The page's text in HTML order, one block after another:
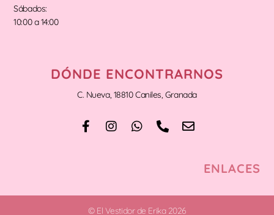
Sábados:
10:00 a 14:00
DÓNDE ENCONTRARNOS
C. Nueva, 18810 Caniles, Granada
ENLACES
© El Vestidor de Erika 2026